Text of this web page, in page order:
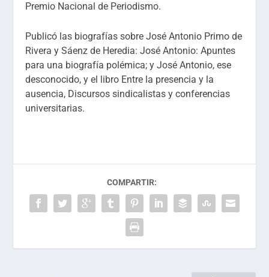
Premio Nacional de Periodismo.
Publicó las biografías sobre José Antonio Primo de
Rivera y Sáenz de Heredia: José Antonio: Apuntes
para una biografía polémica; y José Antonio, ese
desconocido, y el libro Entre la presencia y la
ausencia, Discursos sindicalistas y conferencias
universitarias.
COMPARTIR: